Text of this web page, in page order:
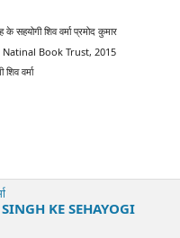
सहयोगी शिव वर्मा प्रमोद कुमार
Natinal Book Trust, 2015
वर्मा
KE SEHAYOGI